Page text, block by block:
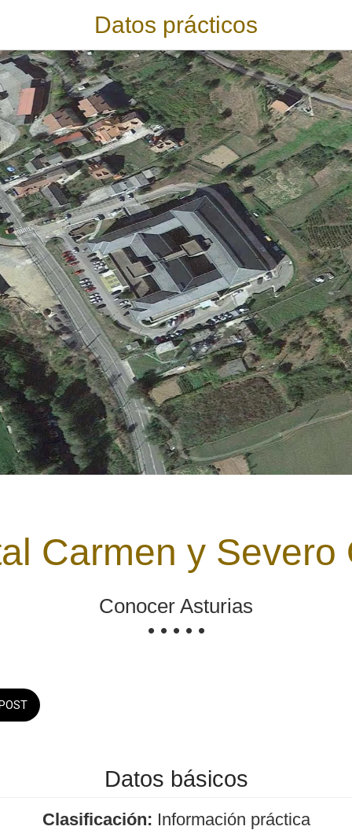
Datos prácticos
Carmen y Severo
Conocer Asturias
• • • • •
Datos básicos
Clasificación: Información práctica